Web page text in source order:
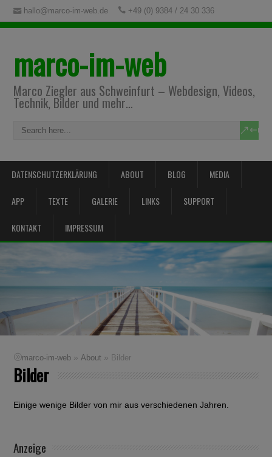
hallo@marco-im-web.de +49 (0) 9384 / 24 30 336
marco-im-web
Marco Ziegler aus Schweinfurt – Webdesign, Videos,
Technik, Bilder und mehr…
DATENSCHUTZERKLÄRUNG ABOUT BLOG MEDIA
APP TEXTE GALERIE LINKS SUPPORT
KONTAKT IMPRESSUM
marco-im-web » About » Bilder
Bilder
Einige wenige Bilder von mir aus verschiedenen Jahren.
Anzeige